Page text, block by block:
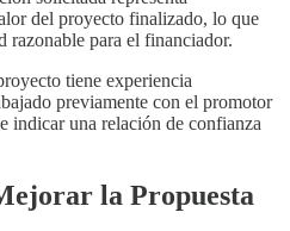
del proyecto finalizado, lo que
razonable para el financiador.
tiene experiencia
previamente con el promotor
indicar una relación de confianza
la Propuesta